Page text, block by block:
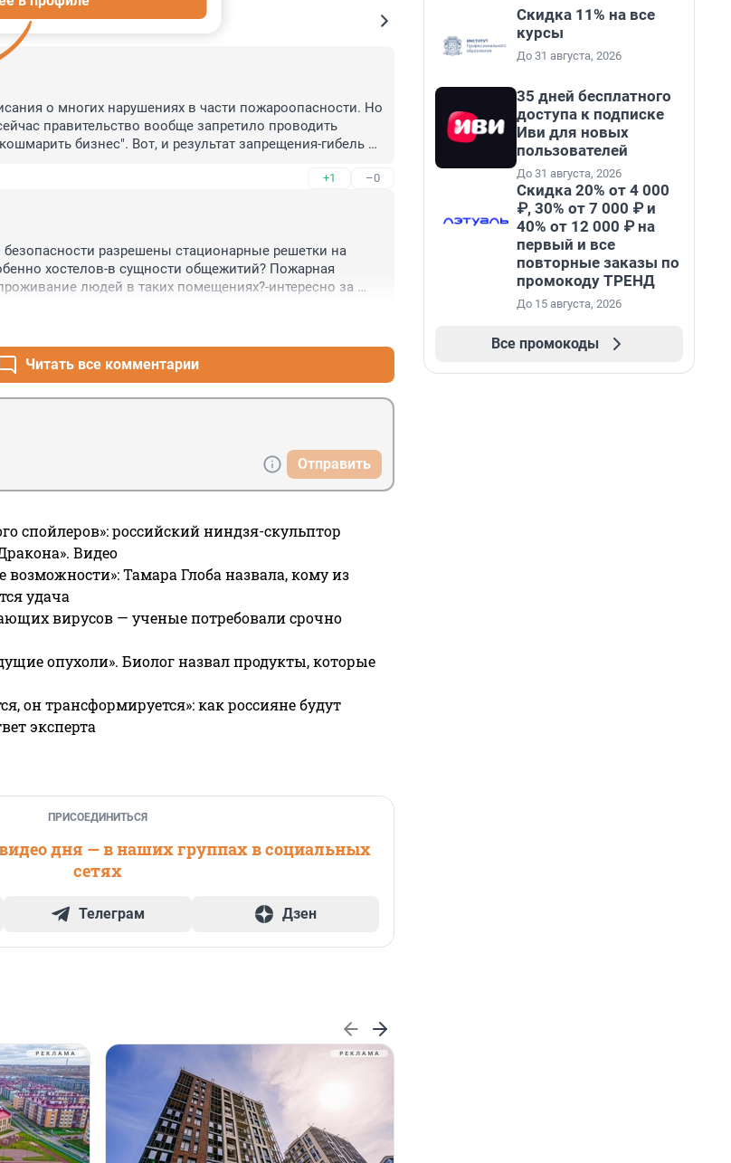
о многих нарушениях в части пожароопасности. Но
правительство вообще запретило проводить
бизнес". Вот, и результат запрещения-гибель
+1 –0
разрешены стационарные решетки на
хостелов-в сущности общежитий? Пожарная
людей в таких помещениях?-интересно за
Читать все комментарии
Отправить
спойлеров»: российский ниндзя-скульптор
Видео
возможности»: Тамара Глоба назвала, кому из
удача
вирусов — ученые потребовали срочно
опухоли». Биолог назвал продукты, которые
он трансформируется»: как россияне будут
эксперта
ПРИСОЕДИНИТЬСЯ
дня — в наших группах в социальных
сетях
Телеграм Дзен
Скидка 11% на все
курсы
До 31 августа, 2026
35 дней бесплатного
доступа к подписке
Иви для новых
пользователей
До 31 августа, 2026
Скидка 20% от 4 000
₽, 30% от 7 000 ₽ и
40% от 12 000 ₽ на
первый и все
повторные заказы по
промокоду ТРЕНД
До 15 августа, 2026
Все промокоды